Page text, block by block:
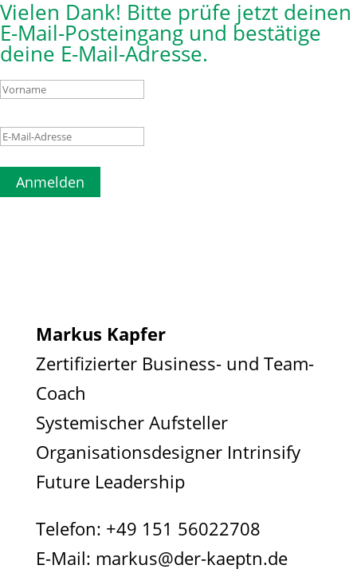
Vielen Dank! Bitte prüfe jetzt deinen
E-Mail-Posteingang und bestätige
deine E-Mail-Adresse.
Anmelden
Markus Kapfer
Zertifizierter Business- und Team-
Coach
Systemischer Aufsteller
Organisationsdesigner Intrinsify
Future Leadership
Telefon: +49 151 56022708
E-Mail: markus@der-kaeptn.de